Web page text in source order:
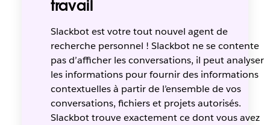
travail
Slackbot est votre tout nouvel agent de
recherche personnel ! Slackbot ne se contente
pas d’afficher les conversations, il peut analyser
les informations pour fournir des informations
contextuelles à partir de l’ensemble de vos
conversations, fichiers et projets autorisés.
Slackbot trouve exactement ce dont vous avez